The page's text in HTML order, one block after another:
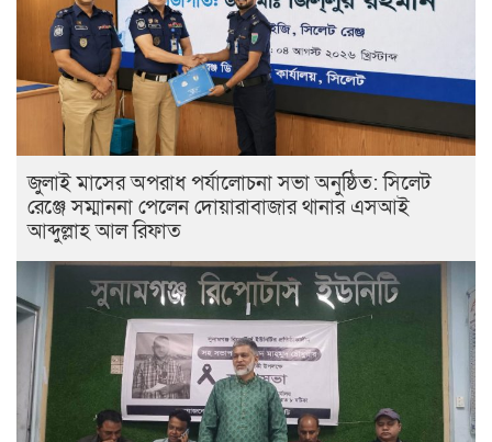
জুলাই মাসের অপরাধ পর্যালোচনা সভা অনুষ্ঠিত: সিলেট
রেঞ্জে সম্মাননা পেলেন দোয়ারাবাজার থানার এসআই
আব্দুল্লাহ আল রিফাত